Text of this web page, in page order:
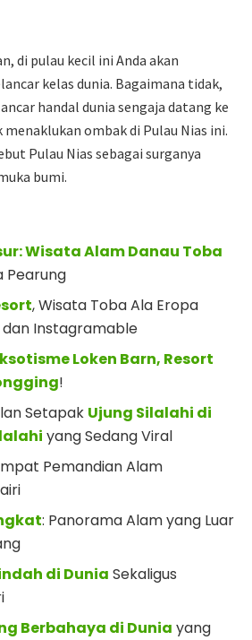
di pulau kecil ini Anda akan
kelas dunia. Bagaimana tidak,
handal dunia sengaja datang ke
ombak di Pulau Nias ini.
Pulau Nias sebagai surganya
bumi.
Wisata Alam Danau Toba
Pearung
, Wisata Toba Ala Eropa
dan Instagramable
Loken Barn, Resort
!
Setapak Ujung Silalahi di
yang Sedang Viral
Pemandian Alam
: Panorama Alam yang Luar
di Dunia Sekaligus
Berbahaya di Dunia yang